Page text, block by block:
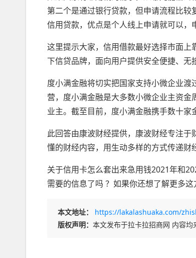
第二个是通过银行贷款，但申请流程比
信用贷款，优点是个人线上申请就可以，
这里提示大家，信用借款最好选择市面
下信贷品牌，面向用户提供安全便捷、无
度小满金融将切实把国家支持小微企业
营，度小满金融是大多数小微企业主资
业主。截至目前，度小满金融携手数十家
此回答由康波财经提供，康波财经专注
懂的财经内容，用生动多样的方式传递财
关于信用卡怎么套出来急用钱2021年和
需要的信息了吗 ？如果你还想了解更多这
本文地址：
https://lakalashuaka.com/
版权声明： 本文发布于拉卡拉招商网 内容